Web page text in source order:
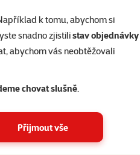
k tomu, abychom si
snadno zjistilistav objednávky
abychom vás neobtěžovali
chovat slušně.
Přijmout vše
do košíku